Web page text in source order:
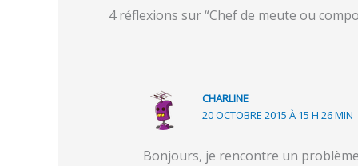
4 réflexions sur “Chef de meute ou
CHARLINE
20 OCTOBRE 2015 À 15 H 26 MIN
Bonjours, je rencontre un